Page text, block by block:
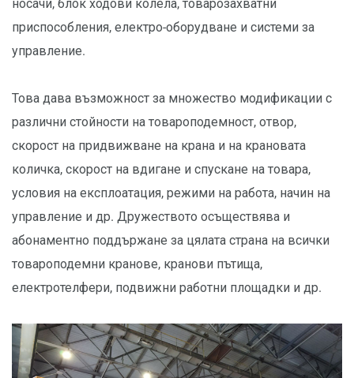
носачи, блок ходови колела, товарозахватни
приспособления, електро-оборудване и системи за
управление.
Това дава възможност за множество модификации с
различни стойности на товароподемност, отвор,
скорост на придвижване на крана и на крановата
количка, скорост на вдигане и спускане на товара,
условия на експлоатация, режими на работа, начин на
управление и др. Дружеството осъществява и
абонаментно поддържане за цялата страна на всички
товароподемни кранове, кранови пътища,
електротелфери, подвижни работни площадки и др.